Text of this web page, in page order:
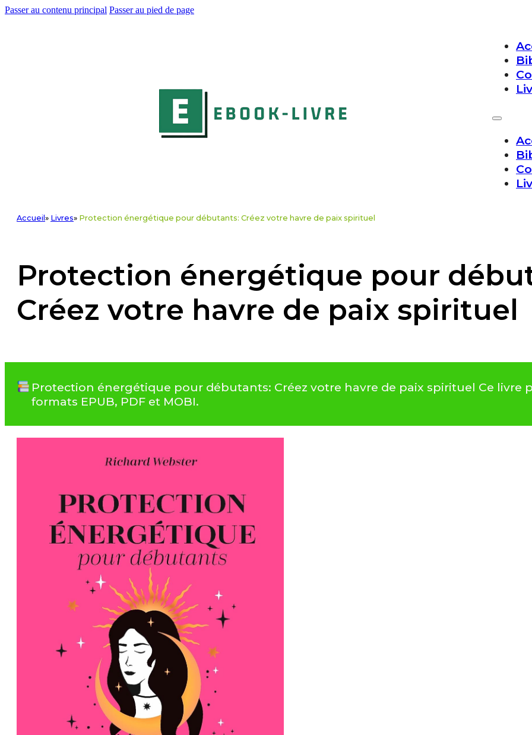
Passer au contenu principal Passer au pied de page
Accueil » Livres» Protection énergétique pour débutants: Créez votre havre de paix spirituel
Protection énergétique pour
Créez votre havre de paix spirituel
Protection énergétique pour débutants: Créez votre havre de paix spirituel Ce
formats EPUB, PDF et MOBI.